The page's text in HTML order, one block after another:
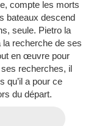
compte les morts
bateaux descend
seule. Pietro la
la recherche de ses
en œuvre pour
recherches, il
qu’il a pour ce
du départ.